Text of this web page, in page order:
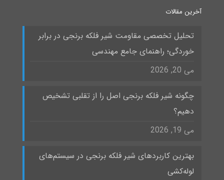
آخرین مقالات
تحلیل تخصصی مقاومت شیر فلکه برنجی در برابر
خوردگی؛ راهنمای جامع مهندسی
می 20, 2026
چگونه شیر فلکه برنجی اصل را از تقلبی تشخیص
دهیم؟
می 19, 2026
بهترین کاربردهای شیر فلکه برنجی در سیستم‌های
لوله‌کشی